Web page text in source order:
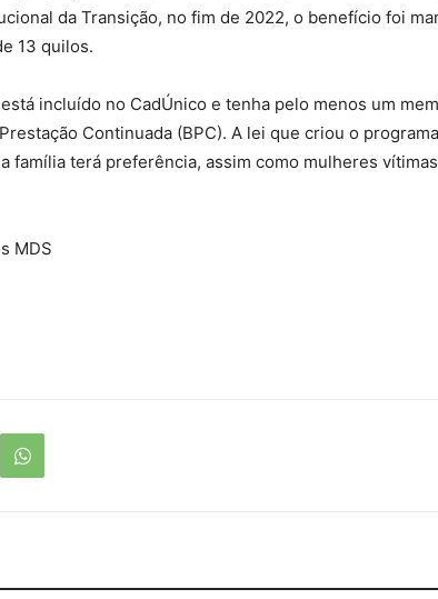
da Transição, no fim de 2022, o benefício foi
13 quilos.
incluído no CadÚnico e tenha pelo menos um
Continuada (BPC). A lei que criou o programa
família terá preferência, assim como mulheres
MDS